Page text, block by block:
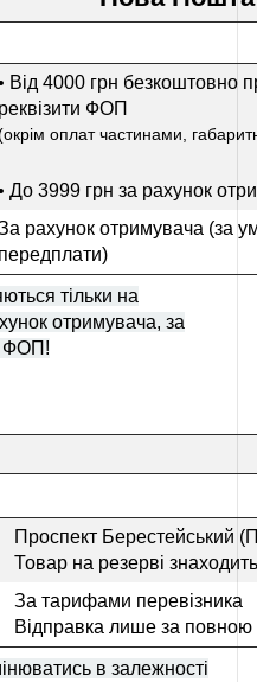
Від 4000 грн безкоштовно
реквізити ФОП
оплат частинами,
До 3999 грн за рахунок
рахунок отримувача (за
передплати)
тільки на
отримувача, за
ФОП!
Проспект Берестейський
Товар на резерві
За тарифами перевізника
Відправка лише за
в залежності